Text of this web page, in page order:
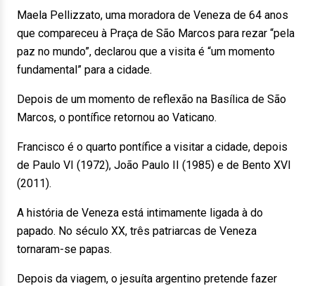
Maela Pellizzato, uma moradora de Veneza de 64 anos
que compareceu à Praça de São Marcos para rezar “pela
paz no mundo”, declarou que a visita é “um momento
fundamental” para a cidade.
Depois de um momento de reflexão na Basílica de São
Marcos, o pontífice retornou ao Vaticano.
Francisco é o quarto pontífice a visitar a cidade, depois
de Paulo VI (1972), João Paulo II (1985) e de Bento XVI
(2011).
A história de Veneza está intimamente ligada à do
papado. No século XX, três patriarcas de Veneza
tornaram-se papas.
Depois da viagem, o jesuíta argentino pretende fazer